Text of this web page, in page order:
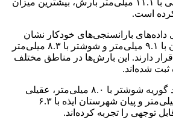
است.
بارانسنجی‌های خودکار نشان
می‌دهد که مسجدسلیمان با ۹.۱ میلی‌متر و شوشتر با ۸.۳ میلی‌متر
دارند. این بارش‌ها در مناطق مختلف
ثبت شده‌اند.
گوریه
شوشتر با ۸.۰ میلی‌متر، عقیلی
پیان
شهرستان ایذه با ۶.۳
توجهی را تجربه کرده‌اند.